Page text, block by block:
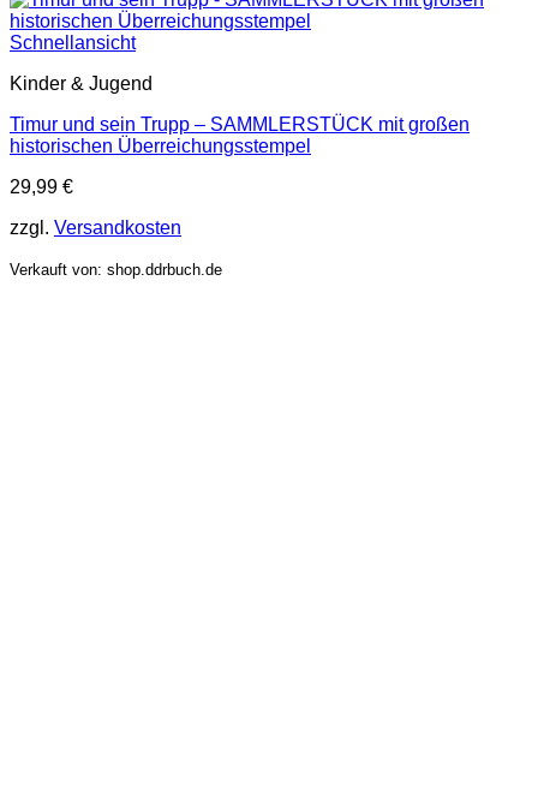
Schnellansicht
Kinder & Jugend
Timur und sein Trupp – SAMMLERSTÜCK mit großen
historischen Überreichungsstempel
29,99 €
zzgl. Versandkosten
Verkauft von: shop.ddrbuch.de